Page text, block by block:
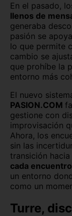
En el pasado,
llenos de
generaba
pasión se
lo que permite
cambio se
que prohíbe la
entorno más
El nuevo
PASION.COM
gestione con
improvisación
Ahora, los
sin las
transición
cada
un entorno
como un
Turre,